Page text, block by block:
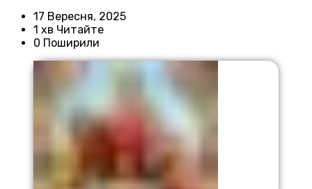
17 Вересня, 2025
1 хв Читайте
0 Поширили